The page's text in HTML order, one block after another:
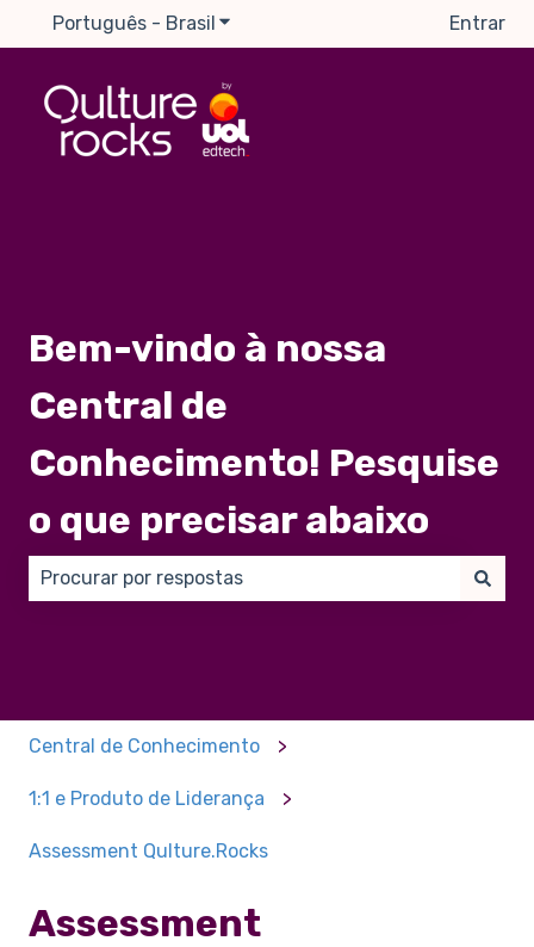
Português - Brasil Mostrar submenu para traduções
Entrar
Bem-vindo à nossa
Central de
Conhecimento! Pesquise
o que precisar abaixo
Central de Conhecimento
1:1 e Produto de Liderança
Assessment Qulture.Rocks
Assessment